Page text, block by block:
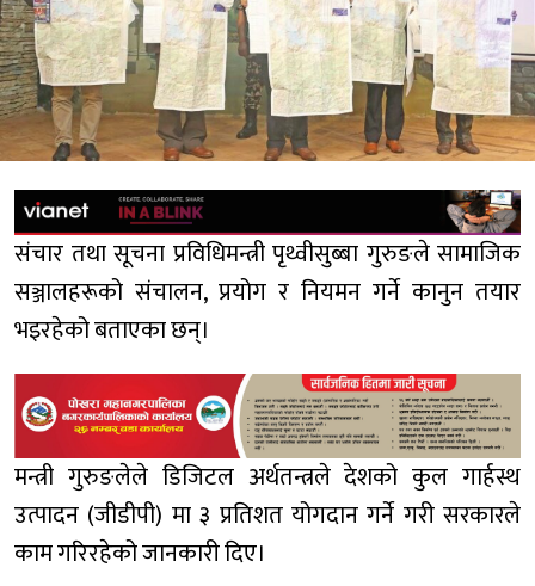
संचार तथा सूचना प्रविधिमन्त्री पृथ्वीसुब्बा गुरुङले सामाजिक
सञ्जालहरूको संचालन, प्रयोग र नियमन गर्ने कानुन तयार
भइरहेको बताएका छन्।
मन्त्री गुरुङलेले डिजिटल अर्थतन्त्रले देशको कुल गार्हस्थ
उत्पादन (जीडीपी) मा ३ प्रतिशत योगदान गर्ने गरी सरकारले
काम गरिरहेको जानकारी दिए।